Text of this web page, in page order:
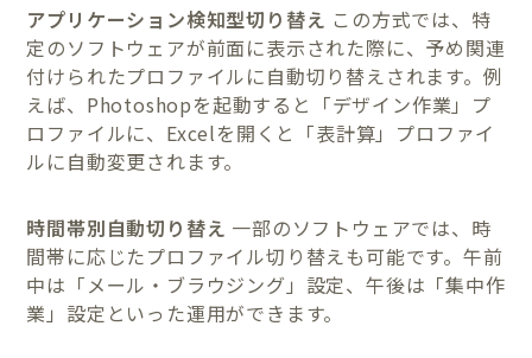
アプリケーション検知型切り替え この方式では、特
定のソフトウェアが前面に表示された際に、予め関連
付けられたプロファイルに自動切り替えされます。例
えば、Photoshopを起動すると「デザイン作業」プ
ロファイルに、Excelを開くと「表計算」プロファイ
ルに自動変更されます。
時間帯別自動切り替え 一部のソフトウェアでは、時
間帯に応じたプロファイル切り替えも可能です。午前
中は「メール・ブラウジング」設定、午後は「集中作
業」設定といった運用ができます。